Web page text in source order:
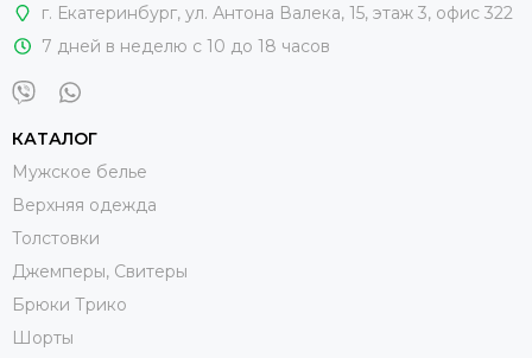
г. Екатеринбург, ул. Антона Валека, 15, этаж 3, офис 322
7 дней в неделю с 10 до 18 часов
КАТАЛОГ
Мужское белье
Верхняя одежда
Толстовки
Джемперы, Свитеры
Брюки Трико
Шорты